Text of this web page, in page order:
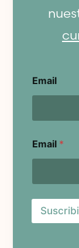
Email
Email *